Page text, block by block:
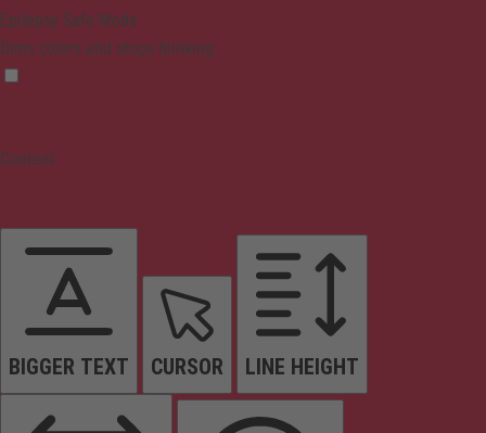
Epilepsy Safe Mode
Dims colors and stops blinking
Content
BIGGER TEXT CURSOR LINE HEIGHT